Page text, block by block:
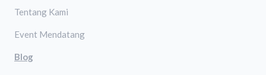
Tentang Kami
Event Mendatang
Blog